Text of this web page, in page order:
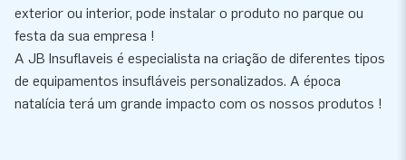
exterior ou interior, pode instalar o produto no parque ou
festa da sua empresa !
A JB Insuflaveis é especialista na criação de diferentes tipos
de equipamentos insufláveis personalizados. A época
natalícia terá um grande impacto com os nossos produtos !